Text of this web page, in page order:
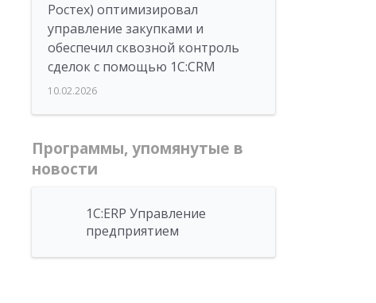
Ростех) оптимизировал
управление закупками и
обеспечил сквозной контроль
сделок с помощью 1С:CRM
10.02.2026
Программы, упомянутые в
новости
1С:ERP Управление
предприятием